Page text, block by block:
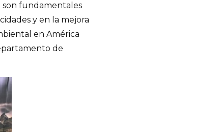
son fundamentales
y en la mejora
en América
de